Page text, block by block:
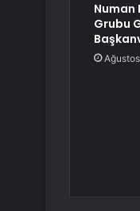
Numan
Grubu